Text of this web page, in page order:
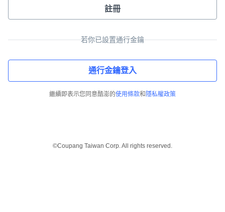
註冊
若你已設置通行金鑰
通行金鑰登入
繼續即表示您同意酷澎的使用條款和 隱私權政策
©Coupang Taiwan Corp. All rights reserved.